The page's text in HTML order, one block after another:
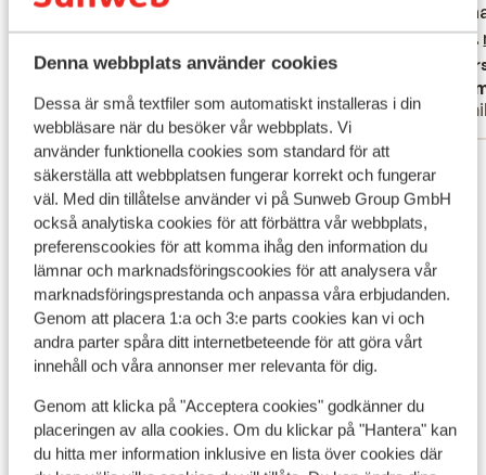
Denna webbplats använder cookies
Dessa är små textfiler som automatiskt installeras i din
webbläsare när du besöker vår webbplats. Vi
använder funktionella cookies som standard för att
säkerställa att webbplatsen fungerar korrekt och fungerar
väl. Med din tillåtelse använder vi på Sunweb Group GmbH
också analytiska cookies för att förbättra vår webbplats,
preferenscookies för att komma ihåg den information du
lämnar och marknadsföringscookies för att analysera vår
marknadsföringsprestanda och anpassa våra erbjudanden.
Genom att placera 1:a och 3:e parts cookies kan vi och
andra parter spåra ditt internetbeteende för att göra vårt
innehåll och våra annonser mer relevanta för dig.
Genom att klicka på "Acceptera cookies" godkänner du
placeringen av alla cookies. Om du klickar på "Hantera" kan
du hitta mer information inklusive en lista över cookies där
Familj
houd
houd...
Visa alla 136 omdömen
Läge
Visa på karta
I området